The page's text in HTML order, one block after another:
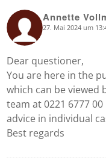
Annette
says: 27. Mai 2024 um
Dear questioner,
You are here in the
which can be viewed
team at 0221 6777
advice in individual
Best regards